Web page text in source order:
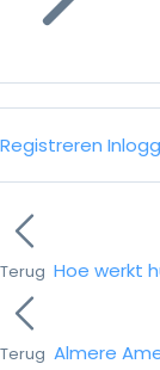
Registreren
Terug Hoe werkt
Terug Almere